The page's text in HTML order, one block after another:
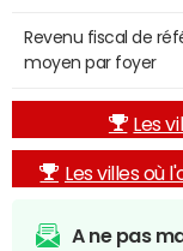
Revenu fiscal de
moyen par foyer
Les
Les villes où
A ne pas